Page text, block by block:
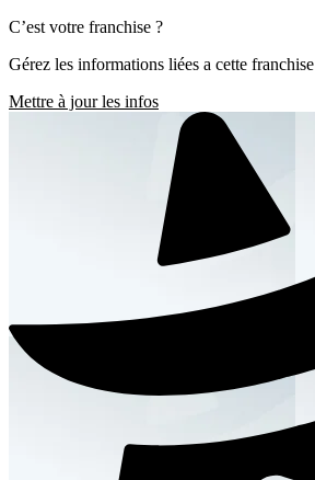
C’est votre franchise ?
Gérez les informations liées a cette franchise
Mettre à jour les infos